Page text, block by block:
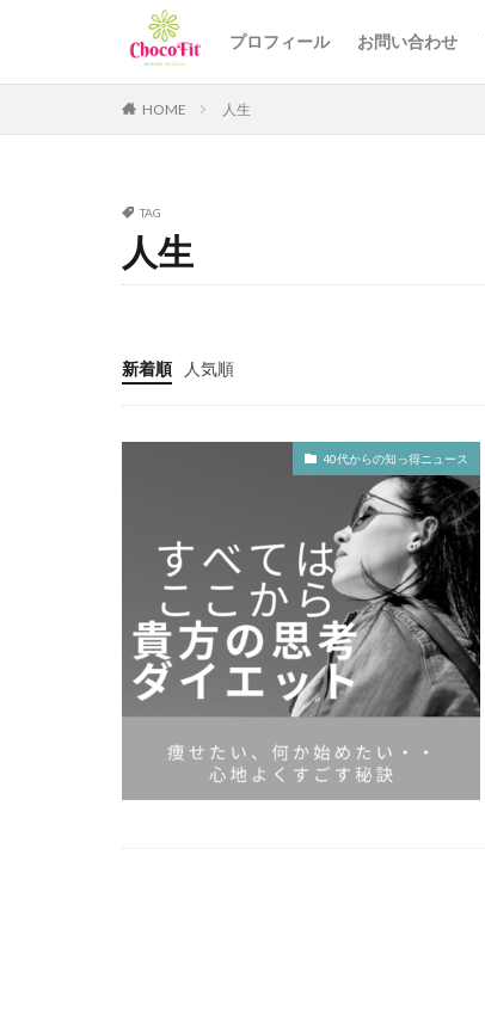
プロフィール お問い合わせ
HOME 人生
TAG
人生
新着順 人気順
40代からの知っ得ニュース
カテゴリー